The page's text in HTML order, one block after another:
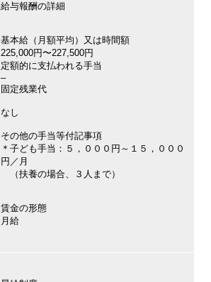
給与報酬の詳細
基本給（月額平均）又は時間額
225,000円〜227,500円
定額的に支払われる手当
–
固定残業代
なし
その他の手当等付記事項
＊子ども手当：５，０００円～１５，０００
円／月
（扶養の場合、３人まで）
賃金の形態
月給